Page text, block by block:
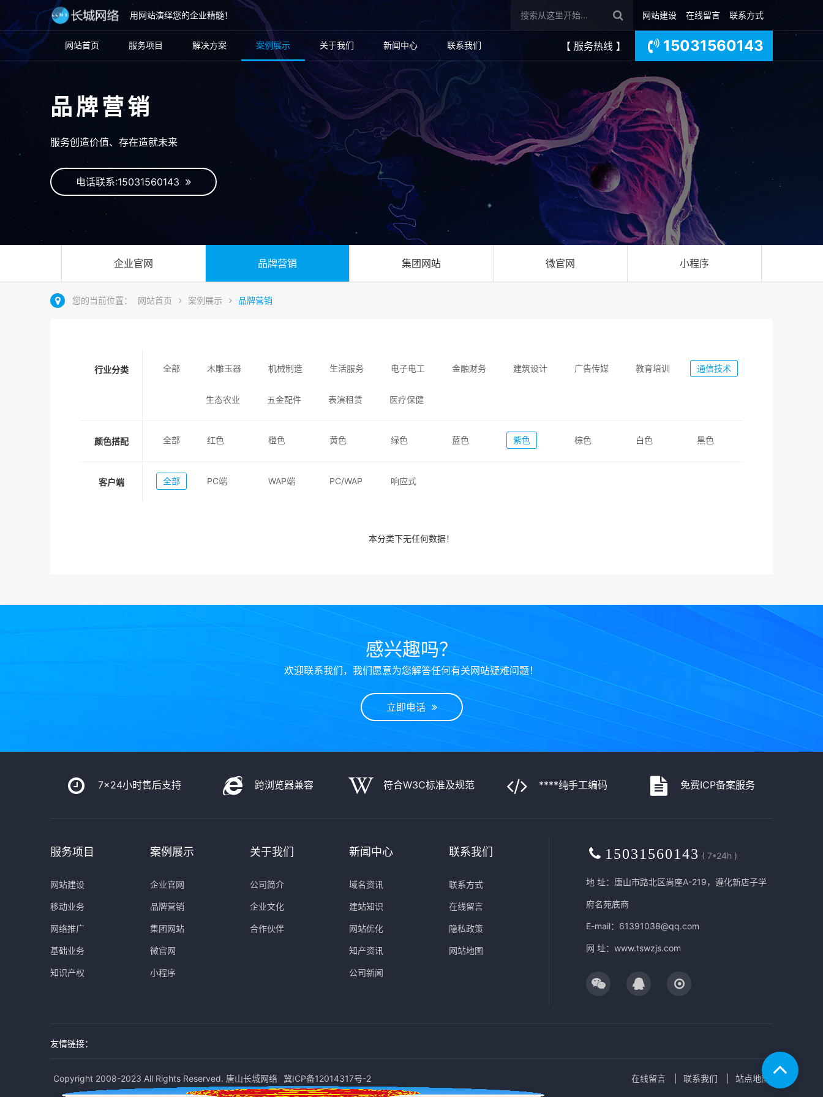
用网站演绎您的企业精髓！ 网站建设 在线留言 联系方式
网站首页 服务项目 解决方案 案例展示 关于我们 新闻中心 联系我们 【 服务热线 】 15031560143
品牌营销
服务创造价值、存在造就未来
电话联系:15031560143
企业官网 品牌营销 集团网站 微官网 小程序
您的当前位置： 网站首页 案例展示 品牌营销
行业分类 全部 木雕玉器 机械制造 生活服务 电子电工 金融财务 建筑设计 广告传媒 教育培训 通信技术
生态农业 五金配件 表演租赁 医疗保健
颜色搭配 全部 红色 橙色 黄色 绿色 蓝色 紫色 棕色 白色 黑色
客户端 全部 PC端 WAP端 PC/WAP 响应式
本分类下无任何数据！
感兴趣吗？
欢迎联系我们，我们愿意为您解答任何有关网站疑难问题！
立即电话
7x24小时售后支持 跨浏览器兼容 符合W3C标准及规范 ****纯手工编码 免费ICP备案服务
服务项目
网站建设
移动业务
网络推广
基础业务
知识产权
案例展示
企业官网
品牌营销
集团网站
微官网
小程序
关于我们
公司简介
企业文化
合作伙伴
新闻中心
域名资讯
建站知识
网站优化
知产资讯
公司新闻
联系我们
联系方式
在线留言
隐私政策
网站地图
15031560143 ( 7*24h )
地 址：唐山市路北区尚座A-219，遵化新店子学
府名苑底商
E-mail：61391038@qq.com
网 址：www.tswzjs.com
友情链接：
Copyright 2008-2023 All Rights Reserved. 唐山长城网络 冀ICP备12014317号-2 在线留言 联系我们 站点地图